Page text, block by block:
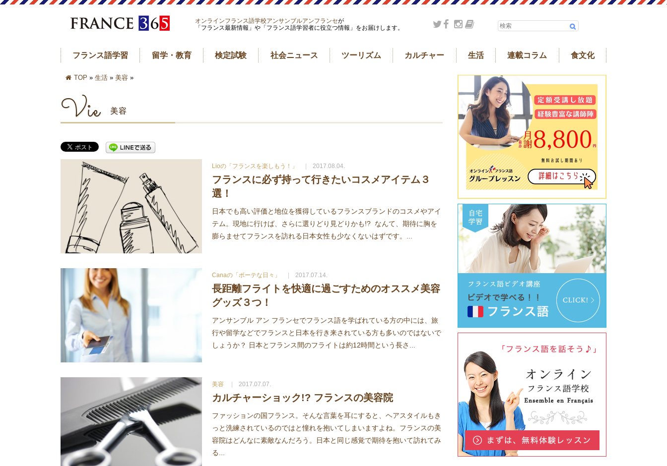
オンラインフランス語学校アンサンブルアンフランセが
「フランス最新情報」や「フランス語学習者に役立つ情報」をお届けします。
フランス語学習 留学・教育 検定試験 社会ニュース ツーリズム カルチャー 生活 連載コラム 食文化
TOP » 生活 » 美容 »
Vie 美容
Lioの「フランスを楽しもう！」 2017.08.04.
フランスに必ず持って行きたいコスメアイテム３
選！
日本でも高い評価と地位を獲得しているフランスブランドのコスメやアイ
テム。現地に行けば、さらに選りどり見どりかも!? なんて、期待に胸を
膨らませてフランスを訪れる日本女性も少なくないはずです。...
Canaの「ボーテな日々」 2017.07.14.
長距離フライトを快適に過ごすためのオススメ美容
グッズ３つ！
アンサンブル アン フランセでフランス語を学ばれている方の中には、旅
行や留学などでフランスと日本を行き来されている方も多いのではないで
しょうか？ 日本とフランス間のフライトは約12時間という長さ...
美容 2017.07.07.
カルチャーショック!? フランスの美容院
ファッションの国フランス。そんな言葉を耳にすると、ヘアスタイルもき
っと洗練されているのではと憧れを抱いてしまいますよね。フランスの美
容院はどんなに素敵なんだろう。日本と同じ感覚で期待を抱いて訪れてみ
る...